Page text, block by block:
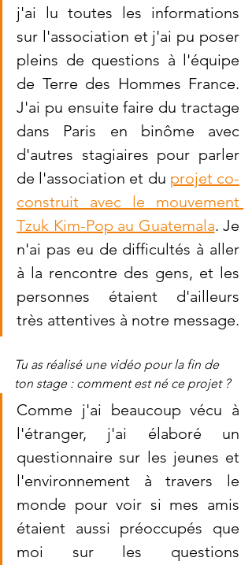
j'ai lu toutes les informations
sur l'association et j'ai pu poser
pleins de questions à l'équipe
de Terre des Hommes France.
J'ai pu ensuite faire du tractage
dans Paris en binôme avec
d'autres stagiaires pour parler
de l'association et du projet co-
construit avec le mouvement
Tzuk Kim-Pop au Guatemala. Je
n'ai pas eu de difficultés à aller
à la rencontre des gens, et les
personnes étaient d'ailleurs
Tu as réalisé une vidéo pour la fin de
ton stage : comment est né ce projet ?
Comme j'ai beaucoup vécu à
l'étranger, j'ai élaboré un
questionnaire sur les jeunes et
l'environnement à travers le
monde pour voir si mes amis
étaient aussi préoccupés que
moi sur les questions